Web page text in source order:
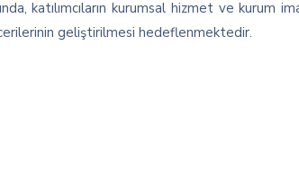
katılımcıların kurumsal hizmet ve kurum
geliştirilmesi hedeflenmektedir.